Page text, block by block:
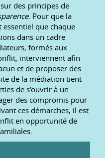
des principes de
. Pour que la
que chaque
dans un cadre
formés aux
interviennent afin
et de proposer des
de la médiation tient
de s'ouvrir à un
des compromis pour
ces démarches, il est
en opportunité de